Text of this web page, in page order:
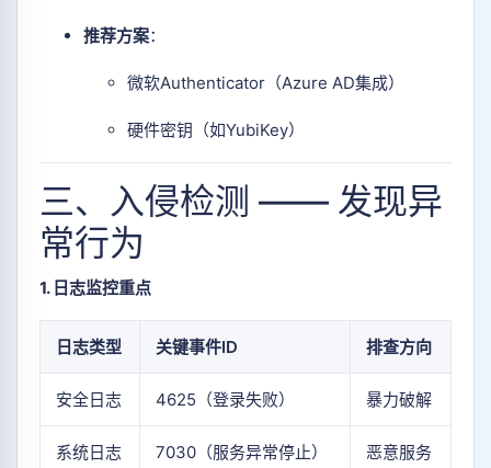
推荐方案：
微软Authenticator（Azure AD集成）
硬件密钥（如YubiKey）
三、入侵检测 —— 发现异
常行为
1. 日志监控重点
日志类型 关键事件ID 排查方向
安全日志 4625（登录失败） 暴力破解
系统日志 7030（服务异常停止） 恶意服务